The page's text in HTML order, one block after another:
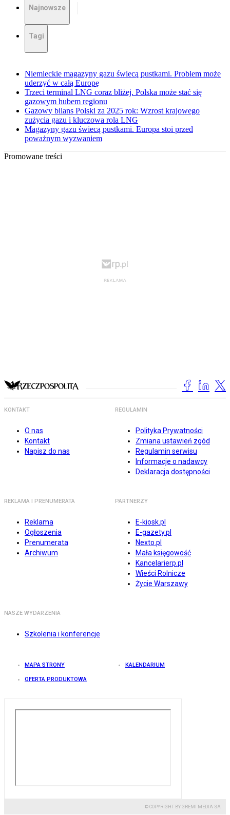
Najnowsze
Tagi
Niemieckie magazyny gazu świecą pustkami. Problem może
uderzyć w całą Europę
Trzeci terminal LNG coraz bliżej. Polska może stać się
gazowym hubem regionu
Gazowy bilans Polski za 2025 rok: Wzrost krajowego
zużycia gazu i kluczowa rola LNG
Magazyny gazu świecą pustkami. Europa stoi przed
poważnym wyzwaniem
Promowane treści
KONTAKT
O nas
Kontakt
Napisz do nas
REGULAMIN
Polityka Prywatności
Zmiana ustawień zgód
Regulamin serwisu
Informacje o nadawcy
Deklaracja dostępności
REKLAMA I PRENUMERATA
Reklama
Ogłoszenia
Prenumerata
Archiwum
PARTNERZY
E-kiosk.pl
E-gazety.pl
Nexto.pl
Mała księgowość
Kancelarierp.pl
Wieści Rolnicze
Życie Warszawy
NASZE WYDARZENIA
Szkolenia i konferencje
MAPA STRONY KALENDARIUM
OFERTA PRODUKTOWA
© COPYRIGHT BY GREMI MEDIA SA